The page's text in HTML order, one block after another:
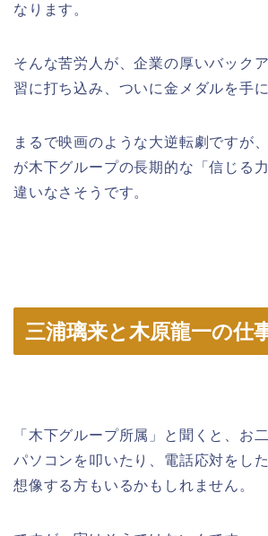
なります。
そんな苦労人が、企業の厚いバック
習に打ち込み、ついに金メダルを手
まるで映画のような大逆転劇ですが
が木下グループの長期的な「信じる
違いなさそうです。
三浦璃来と木原龍一の仕
「木下グループ所属」と聞くと、お
パソコンを叩いたり、電話応対をし
想像する方もいるかもしれません。